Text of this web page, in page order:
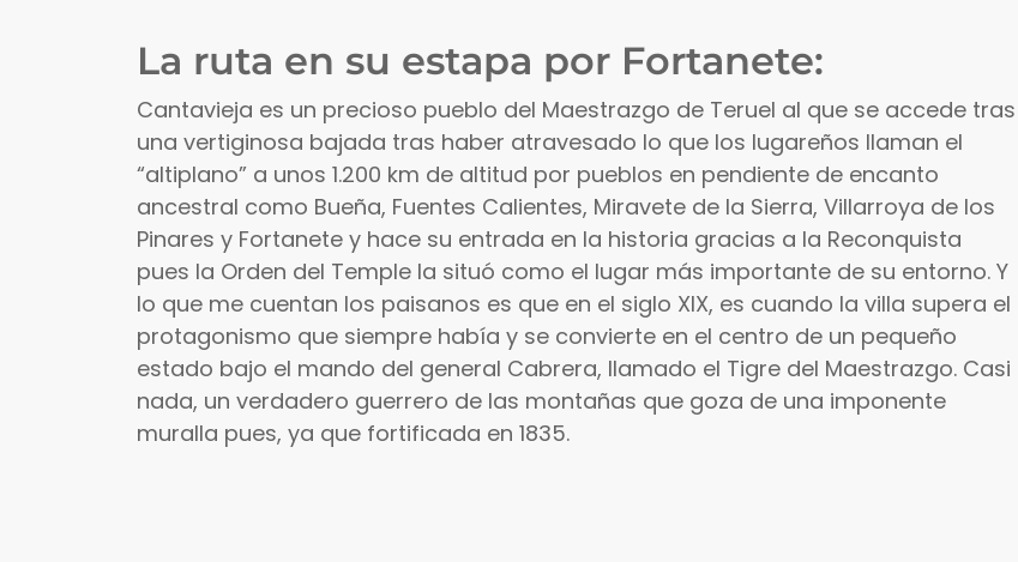
La ruta en su estapa por Fortanete:
Cantavieja es un precioso pueblo del Maestrazgo de Teruel al que se accede tras
una vertiginosa bajada tras haber atravesado lo que los lugareños llaman el
“altiplano” a unos 1.200 km de altitud por pueblos en pendiente de encanto
ancestral como Bueña, Fuentes Calientes, Miravete de la Sierra, Villarroya de los
Pinares y Fortanete y hace su entrada en la historia gracias a la Reconquista
pues la Orden del Temple la situó como el lugar más importante de su entorno. Y
lo que me cuentan los paisanos es que en el siglo XIX, es cuando la villa supera el
protagonismo que siempre había y se convierte en el centro de un pequeño
estado bajo el mando del general Cabrera, llamado el Tigre del Maestrazgo. Casi
nada, un verdadero guerrero de las montañas que goza de una imponente
muralla pues, ya que fortificada en 1835.